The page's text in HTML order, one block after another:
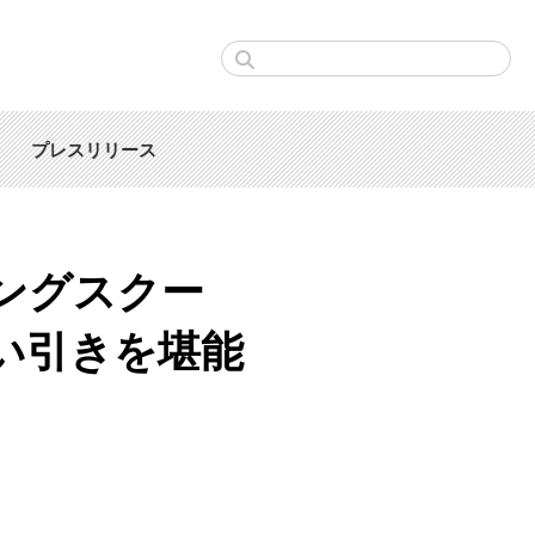
プレスリリース
グスクー
引きを堪能